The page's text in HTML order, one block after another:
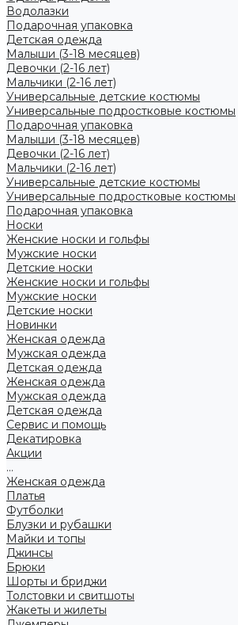
Водолазки
Подарочная упаковка
Детская одежда
Малыши (3-18 месяцев)
Девочки (2-16 лет)
Мальчики (2-16 лет)
Универсальные детские костюмы
Универсальные подростковые костюмы
Подарочная упаковка
Малыши (3-18 месяцев)
Девочки (2-16 лет)
Мальчики (2-16 лет)
Универсальные детские костюмы
Универсальные подростковые костюмы
Подарочная упаковка
Носки
Женские носки и гольфы
Мужские носки
Детские носки
Женские носки и гольфы
Мужские носки
Детские носки
Новинки
Женская одежда
Мужская одежда
Детская одежда
Женская одежда
Мужская одежда
Детская одежда
Сервис и помощь
Декатировка
Акции
...
Женская одежда
Платья
Футболки
Блузки и рубашки
Майки и топы
Джинсы
Брюки
Шорты и бриджи
Толстовки и свитшоты
Жакеты и жилеты